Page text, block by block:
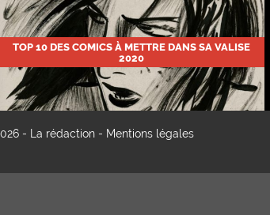
TOP 10 DES COMICS À METTRE DANS SA VALISE
2020
- La rédaction - Mentions légales